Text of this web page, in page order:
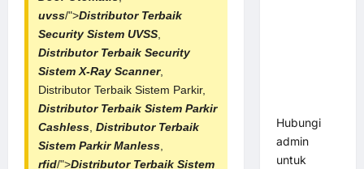
uvss/">Distributor Terbaik
Security Sistem UVSS,
Distributor Terbaik Security
Sistem X-Ray Scanner,
Distributor Terbaik Sistem Parkir,
Distributor Terbaik Sistem Parkir
Cashless, Distributor Terbaik
Sistem Parkir Manless,
rfid/">Distributor Terbaik Sistem
Hubungi
admin
untuk